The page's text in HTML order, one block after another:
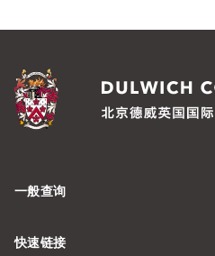
一般查询
快速链接